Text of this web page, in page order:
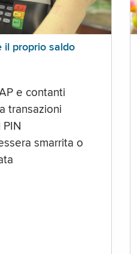
il proprio saldo
e contanti
transazioni
PIN
smarrita o